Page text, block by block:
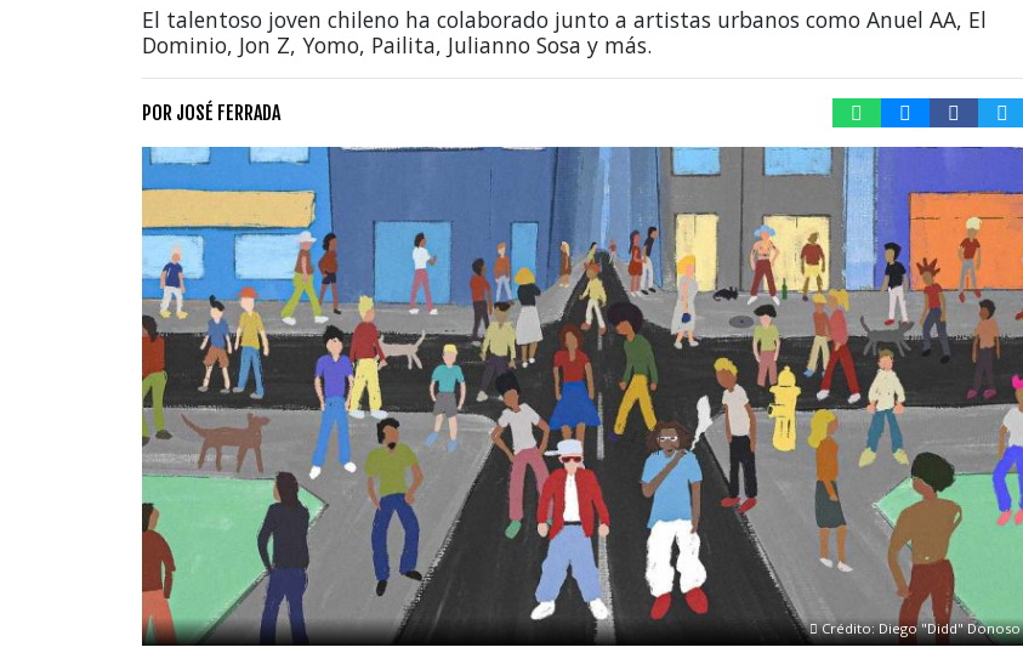
El talentoso joven chileno ha colaborado junto a artistas urbanos como Anuel AA, El
Dominio, Jon Z, Yomo, Pailita, Julianno Sosa y más.
POR JOSÉ FERRADA
Crédito: Diego "Didd" Donoso